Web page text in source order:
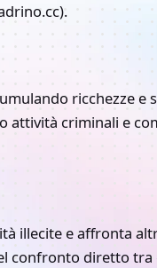
ricchezze e
attività criminali e
illecite e affronta
confronto diretto